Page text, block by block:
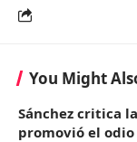
You Might
Sánchez critica
promovió el